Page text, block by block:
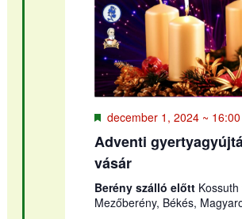
Kiemelt
december 1, 2024 ~ 16:00
Adventi
vásár
Berény szálló előtt
Mezőberény, Békés,